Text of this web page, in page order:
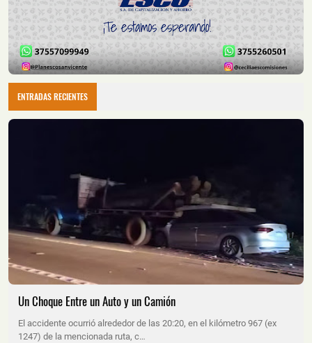
ENTRADAS RECIENTES
Un Choque Entre un Auto y un Camión
El accidente ocurrió alrededor de las 20:20, en el kilómetro 967 (ex
1247) de la mencionada ruta, c…